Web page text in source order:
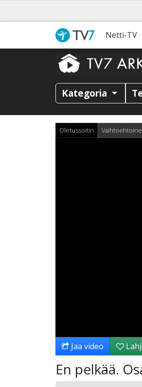
Netti-TV
Kategoria
Oletussoitin
Jaa video
En pelkää.